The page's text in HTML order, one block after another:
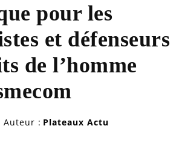
pour les
et défenseurs
de l’homme
Auteur : Plateaux Actu